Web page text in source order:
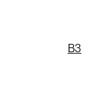
B3